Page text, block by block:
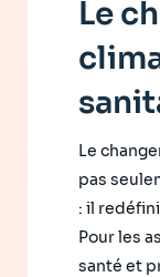
Le
Le
pas
: il
Pour les
santé et